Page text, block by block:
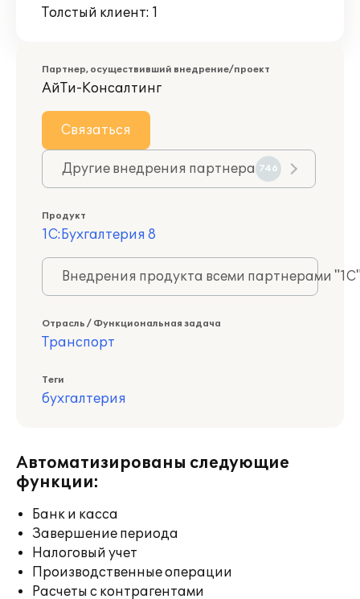
Толстый клиент: 1
Партнер, осуществивший внедрение/проект
АйТи-Консалтинг
Связаться
Другие внедрения партнера 746
Продукт
1С:Бухгалтерия 8
Внедрения продукта всеми партнерами
Отрасль / Функциональная задача
Транспорт
Теги
бухгалтерия
Автоматизированы следующие
функции:
Банк и касса
Завершение периода
Налоговый учет
Производственные операции
Расчеты с контрагентами